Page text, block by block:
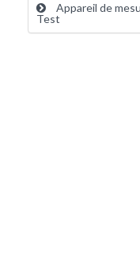
Appareil de
Test